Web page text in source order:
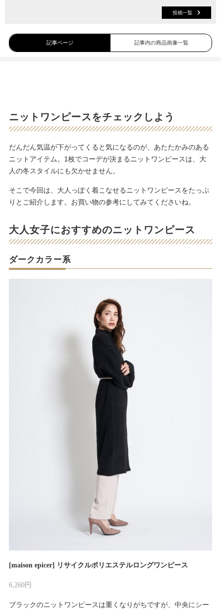
投稿一覧
記事ページ 記事内の商品画像一覧
ニットワンピースをチェックしよう
だんだん気温が下がってくると気になるのが、あたたかみのある
ニットアイテム。1枚でコーデが決まるニットワンピースは、大
人の冬スタイルにも欠かせません。
そこで今回は、大人っぽく着こなせるニットワンピースをたっぷ
りとご紹介します。お買い物の参考にしてみてくださいね。
大人女子におすすめのニットワンピース
ダークカラー系
[maison epicer] リサイクルポリエステルロングワンピース
6,260円
ブラックのニットワンピースは重くなりがちですが、中央にシー